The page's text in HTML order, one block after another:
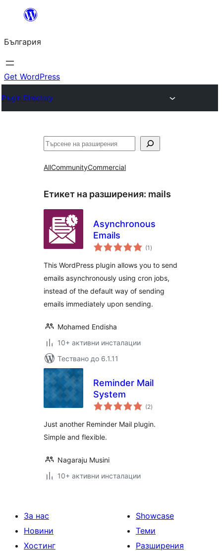
България
Get WordPress
Plugin Directory
Търсене
AllCommunityCommercial
Етикет на разширения: mails
Asynchronous
Emails
(1 общо
оценки
)
This WordPress plugin allows you to send
emails asynchronously using cron jobs,
instead of the default way of sending
emails immediately upon sending.
Mohamed Endisha
10+ активни инсталации
Тествано до 6.1.11
Reminder Mail
System
(2общо
оценки
)
Just another Reminder Mail plugin.
Simple and flexible.
Nagaraju Musini
10+ активни инсталации
За нас
Новини
Хостинг
Showcase
Теми
Разширения